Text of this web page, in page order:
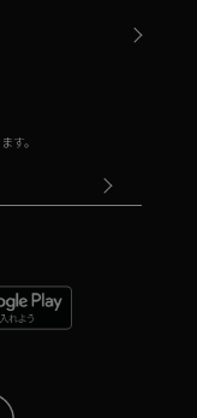
す。